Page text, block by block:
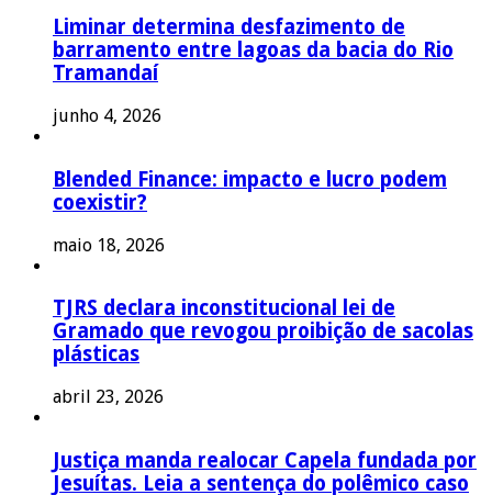
Liminar determina desfazimento de
barramento entre lagoas da bacia do Rio
Tramandaí
junho 4, 2026
Blended Finance: impacto e lucro podem
coexistir?
maio 18, 2026
TJRS declara inconstitucional lei de
Gramado que revogou proibição de sacolas
plásticas
abril 23, 2026
Justiça manda realocar Capela fundada por
Jesuítas. Leia a sentença do polêmico caso